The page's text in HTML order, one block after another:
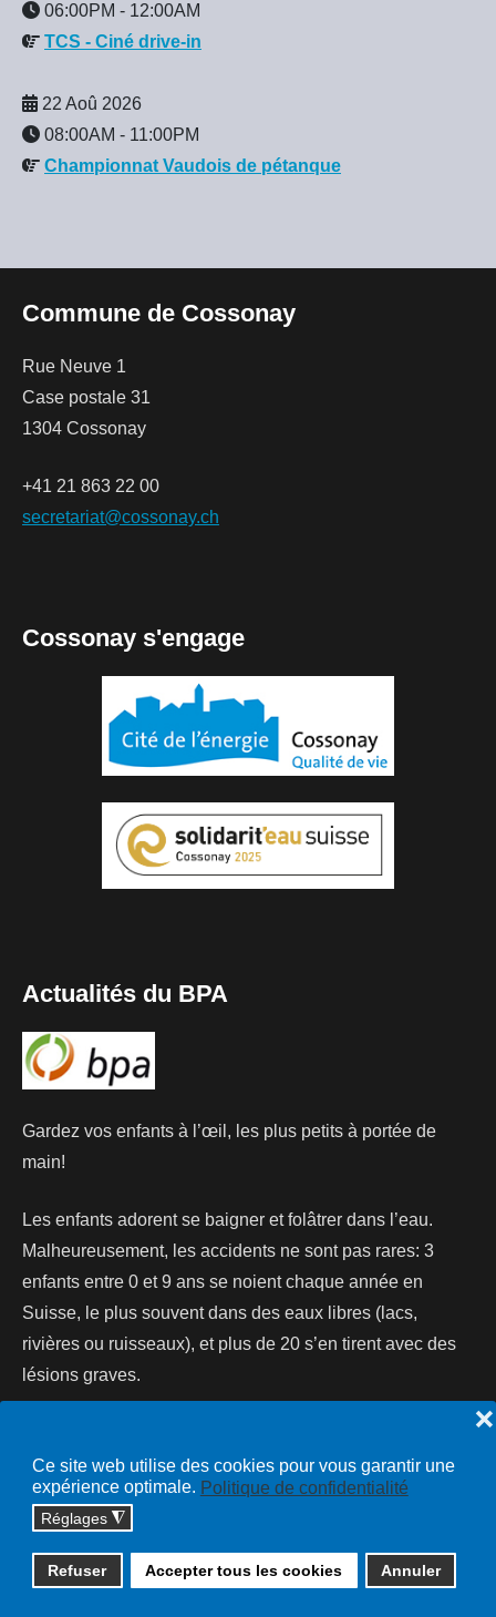
Ce site web utilise des cookies pour vous garantir une
expérience optimale. Politique de confidentialité
Réglages ◮
Refuser Accepter tous les cookies Annuler
❌
06:00PM - 12:00AM
TCS - Ciné drive-in
22 Aoû 2026
08:00AM - 11:00PM
Championnat Vaudois de pétanque
Commune de Cossonay
Rue Neuve 1
Case postale 31
1304 Cossonay
+41 21 863 22 00
secretariat@cossonay.ch
Cossonay s'engage
Actualités du BPA
Gardez vos enfants à l’œil, les plus petits à portée de
main!
Les enfants adorent se baigner et folâtrer dans l’eau.
Malheureusement, les accidents ne sont pas rares: 3
enfants entre 0 et 9 ans se noient chaque année en
Suisse, le plus souvent dans des eaux libres (lacs,
rivières ou ruisseaux), et plus de 20 s’en tirent avec des
lésions graves.
Copyright © 2026 cossonay.ch - tous droits réservés | site :
solutions informatiques